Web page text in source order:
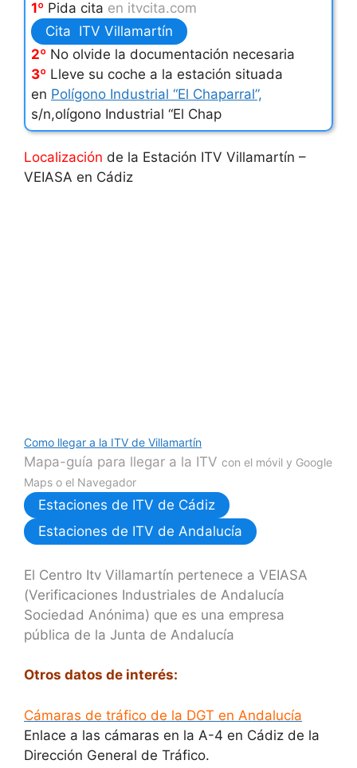
1º Pida cita en itvcita.com
Cita ITV Villamartín
2º No olvide la documentación necesaria
3º Lleve su coche a la estación situada
en Polígono Industrial “El Chaparral”,
s/n,olígono Industrial “El Chap
Localización de la Estación ITV Villamartín –
VEIASA en Cádiz
Como llegar a la ITV de Villamartín
Mapa-guía para llegar a la ITV con el móvil y Google
Maps o el Navegador
Estaciones de ITV de Cádiz
Estaciones de ITV de Andalucía
El Centro Itv Villamartín pertenece a VEIASA
(Verificaciones Industriales de Andalucía
Sociedad Anónima) que es una empresa
pública de la Junta de Andalucía
Otros datos de interés:
Cámaras de tráfico de la DGT en Andalucía
Enlace a las cámaras en la A-4 en Cádiz de la
Dirección General de Tráfico.